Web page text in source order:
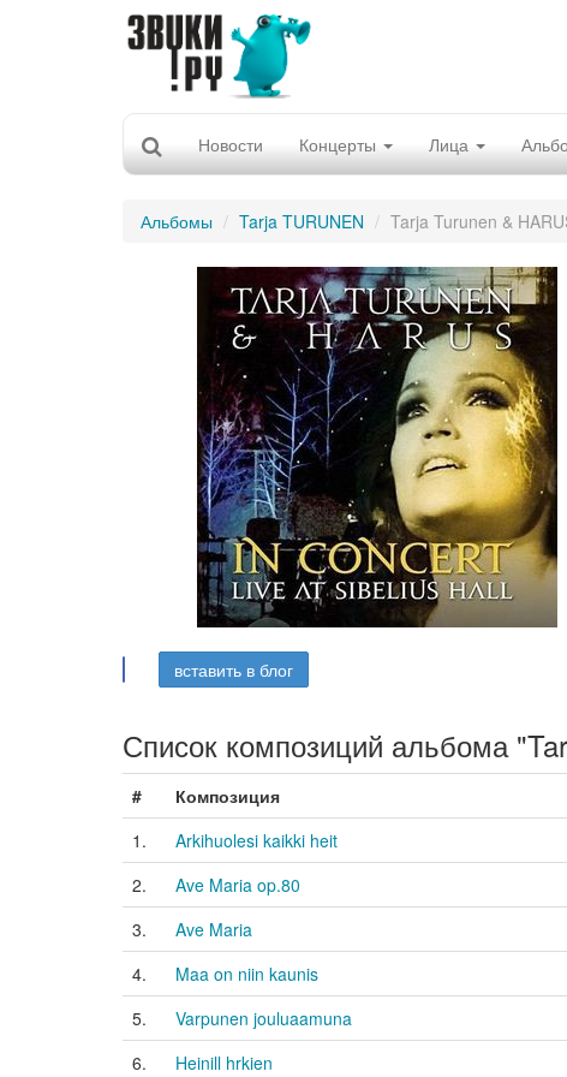
Новости Концерты Лица
Альбомы Tarja TURUNEN Tarja Turunen &
вставить в блог
Список композиций альбома
# Композиция
1.
Arkihuolesi kaikki heit
2.
Ave Maria op.80
3.
Ave Maria
4.
Maa on niin kaunis
5.
Varpunen jouluaamuna
6.
Heinill hrkien